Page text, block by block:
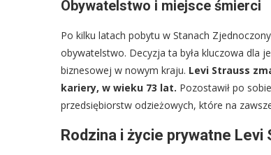
Obywatelstwo i miejsce śmierci
Po kilku latach pobytu w Stanach
obywatelstwo. Decyzja ta była kluczowa dla
biznesowej w nowym kraju. Levi Strauss
kariery, w wieku 73 lat. Pozostawił po
przedsiębiorstw odzieżowych, które na
Rodzina i życie prywatne Levi